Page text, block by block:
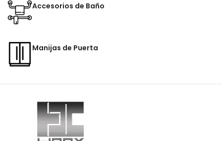
Accesorios de Baño
Manijas de Puerta